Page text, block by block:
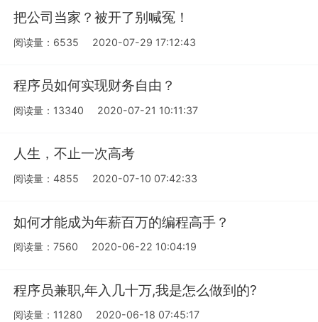
把公司当家？被开了别喊冤！
阅读量：6535 2020-07-29 17:12:43
程序员如何实现财务自由？
阅读量：13340 2020-07-21 10:11:37
人生，不止一次高考
阅读量：4855 2020-07-10 07:42:33
如何才能成为年薪百万的编程高手？
阅读量：7560 2020-06-22 10:04:19
程序员兼职,年入几十万,我是怎么做到的?
阅读量：11280 2020-06-18 07:45:17